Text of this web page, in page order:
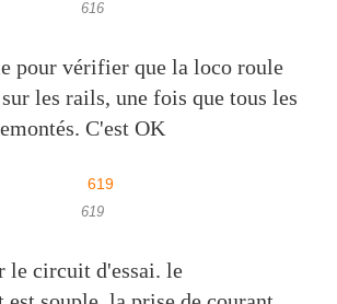
616
pour vérifier que la loco roule
les rails, une fois que tous les
C'est OK
619
le circuit d'essai. le